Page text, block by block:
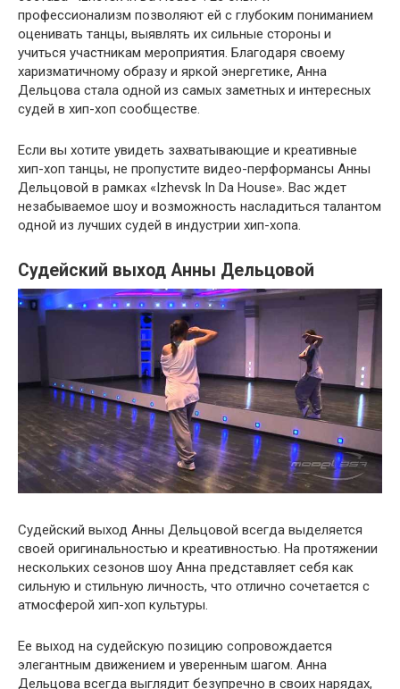
профессионализм позволяют ей с глубоким пониманием
оценивать танцы, выявлять их сильные стороны и
учиться участникам мероприятия. Благодаря своему
харизматичному образу и яркой энергетике, Анна
Дельцова стала одной из самых заметных и интересных
судей в хип-хоп сообществе.
Если вы хотите увидеть захватывающие и креативные
хип-хоп танцы, не пропустите видео-перформансы Анны
Дельцовой в рамках «Izhevsk In Da House». Вас ждет
незабываемое шоу и возможность насладиться талантом
одной из лучших судей в индустрии хип-хопа.
Судейский выход Анны Дельцовой
Судейский выход Анны Дельцовой всегда выделяется
своей оригинальностью и креативностью. На протяжении
нескольких сезонов шоу Анна представляет себя как
сильную и стильную личность, что отлично сочетается с
атмосферой хип-хоп культуры.
Ее выход на судейскую позицию сопровождается
элегантным движением и уверенным шагом. Анна
Дельцова всегда выглядит безупречно в своих нарядах,